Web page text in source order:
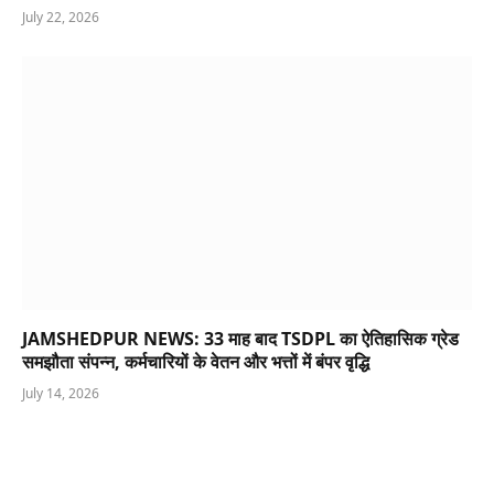
July 22, 2026
JAMSHEDPUR NEWS: 33 माह बाद TSDPL का ऐतिहासिक ग्रेड
समझौता संपन्न, कर्मचारियों के वेतन और भत्तों में बंपर वृद्धि
July 14, 2026